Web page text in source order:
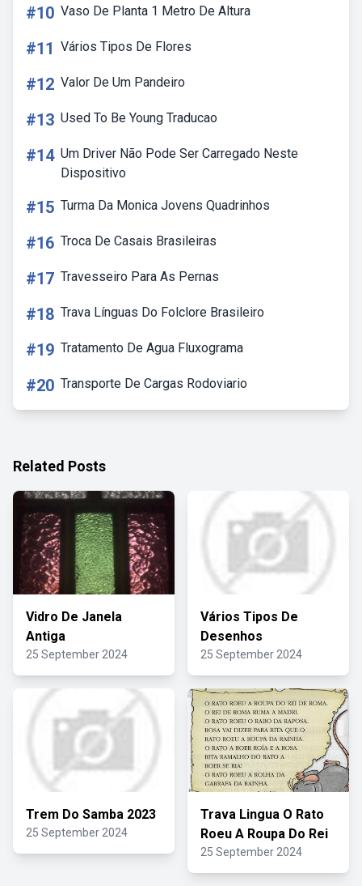
#10 Vaso De Planta 1 Metro De Altura
#11 Vários Tipos De Flores
#12 Valor De Um Pandeiro
#13 Used To Be Young Traducao
#14 Um Driver Não Pode Ser Carregado Neste
Dispositivo
#15 Turma Da Monica Jovens Quadrinhos
#16 Troca De Casais Brasileiras
#17 Travesseiro Para As Pernas
#18 Trava Línguas Do Folclore Brasileiro
#19 Tratamento De Agua Fluxograma
#20 Transporte De Cargas Rodoviario
Related Posts
Vidro De Janela
Antiga
25 September 2024
Vários Tipos De
Desenhos
25 September 2024
Trem Do Samba 2023
25 September 2024
Trava Lingua O Rato
Roeu A Roupa Do Rei
25 September 2024